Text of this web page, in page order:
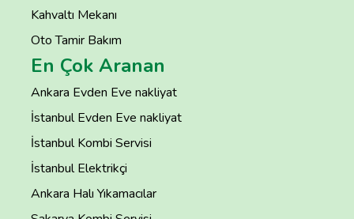
Kahvaltı Mekanı
Oto Tamir Bakım
En Çok Aranan
Ankara Evden Eve nakliyat
İstanbul Evden Eve nakliyat
İstanbul Kombi Servisi
İstanbul Elektrikçi
Ankara Halı Yıkamacılar